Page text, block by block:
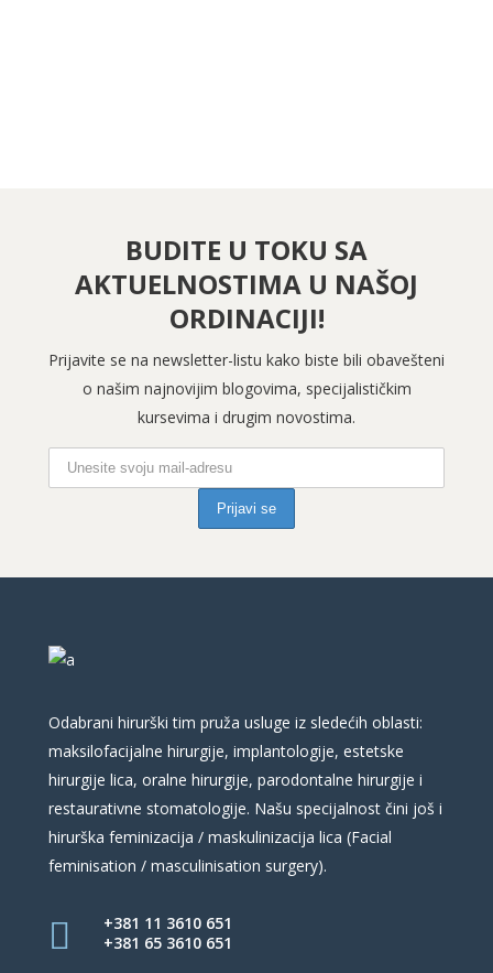
BUDITE U TOKU SA
AKTUELNOSTIMA U NAŠOJ
ORDINACIJI!
Prijavite se na newsletter-listu kako biste bili obavešteni
o našim najnovijim blogovima, specijalističkim
kursevima i drugim novostima.
Odabrani hirurški tim pruža usluge iz sledećih oblasti:
maksilofacijalne hirurgije, implantologije, estetske
hirurgije lica, oralne hirurgije, parodontalne hirurgije i
restaurativne stomatologije. Našu specijalnost čini još i
hirurška feminizacija / maskulinizacija lica (Facial
feminisation / masculinisation surgery).
+381 11 3610 651
+381 65 3610 651